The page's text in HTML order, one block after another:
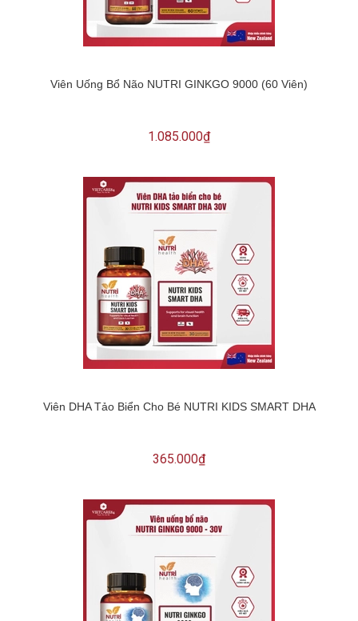
Viên Uống Bổ Não NUTRI GINKGO 9000 (60 Viên)
1.085.000₫
Viên DHA Tảo Biển Cho Bé NUTRI KIDS SMART DHA
365.000₫